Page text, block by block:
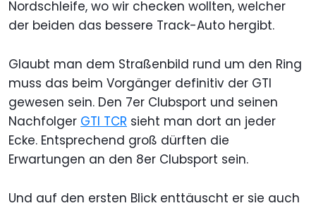
Nordschleife, wo wir checken wollten, welcher
der beiden das bessere Track-Auto hergibt.
Glaubt man dem Straßenbild rund um den Ring
muss das beim Vorgänger definitiv der GTI
gewesen sein. Den 7er Clubsport und seinen
Nachfolger GTI TCR sieht man dort an jeder
Ecke. Entsprechend groß dürften die
Erwartungen an den 8er Clubsport sein.
Und auf den ersten Blick enttäuscht er sie auch